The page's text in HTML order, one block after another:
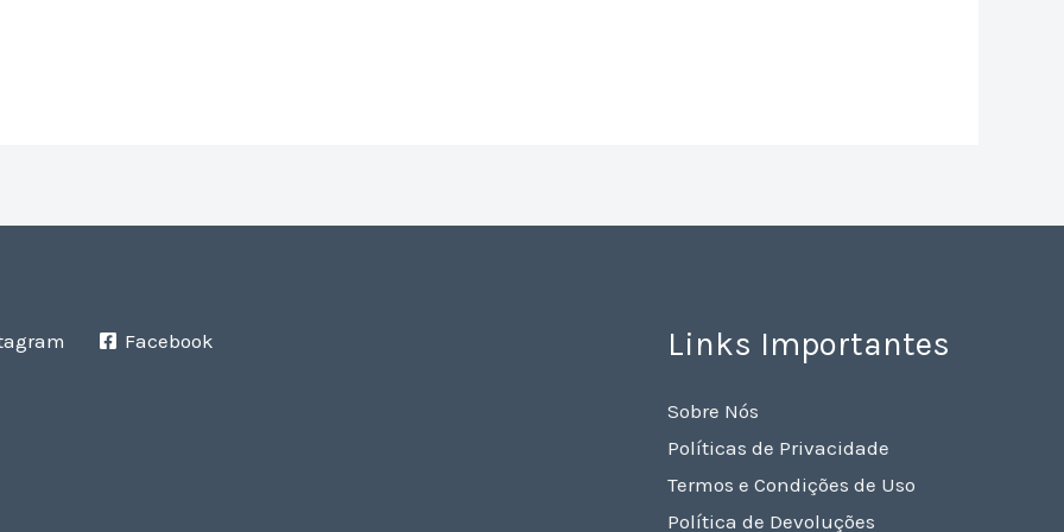
Facebook Links Importantes
Sobre Nós
Políticas de Privacidade
Termos e Condições de Uso
Política de Devoluções